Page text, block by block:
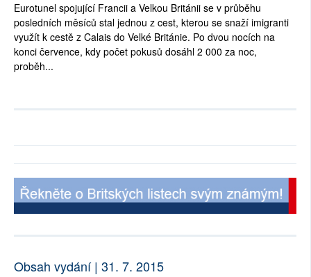
Eurotunel spojující Francii a Velkou Británii se v průběhu
posledních měsíců stal jednou z cest, kterou se snaží imigranti
využít k cestě z Calais do Velké Británie. Po dvou nocích na
konci července, kdy počet pokusů dosáhl 2 000 za noc,
proběh...
Obsah vydání | 31. 7. 2015